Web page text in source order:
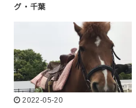
グ・千葉
2022-05-20